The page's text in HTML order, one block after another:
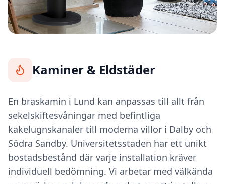
Kaminer & Eldstäder
En braskamin i Lund kan anpassas till allt från
sekelskiftesvåningar med befintliga
kakelugnskanaler till moderna villor i Dalby och
Södra Sandby. Universitetsstaden har ett unikt
bostadsbestånd där varje installation kräver
individuell bedömning. Vi arbetar med välkända